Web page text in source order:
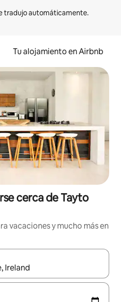
Tu alojamiento en Airbnb
cerca de Tayto
vacaciones y mucho más en
disponibles, navegá con las